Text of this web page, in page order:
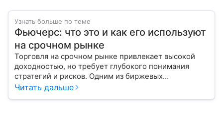
Узнать больше по теме
Фьючерс: что это и как его используют
на срочном рынке
Торговля на срочном рынке привлекает высокой
доходностью, но требует глубокого понимания
стратегий и рисков. Одним из биржевых
инструментов для краткосрочных инвестиций
Читать дальше